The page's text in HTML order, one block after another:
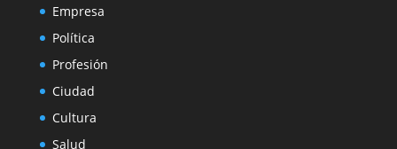
Empresa
Política
Profesión
Ciudad
Cultura
Salud